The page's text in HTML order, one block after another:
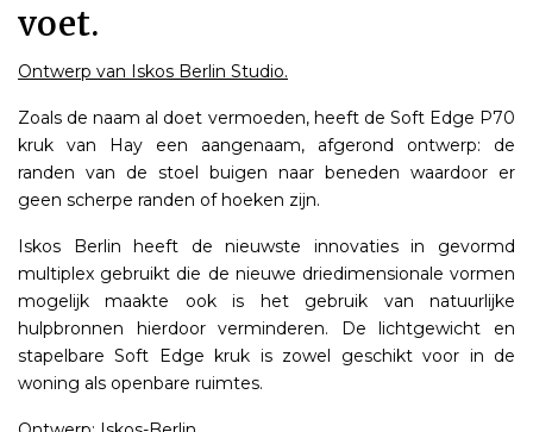
voet.
Ontwerp van Iskos Berlin Studio.
Zoals de naam al doet vermoeden, heeft de Soft Edge P70
kruk van Hay een aangenaam, afgerond ontwerp: de
randen van de stoel buigen naar beneden waardoor er
geen scherpe randen of hoeken zijn.
Iskos Berlin heeft de nieuwste innovaties in gevormd
multiplex gebruikt die de nieuwe driedimensionale vormen
mogelijk maakte ook is het gebruik van natuurlijke
hulpbronnen hierdoor verminderen. De lichtgewicht en
stapelbare Soft Edge kruk is zowel geschikt voor in de
woning als openbare ruimtes.